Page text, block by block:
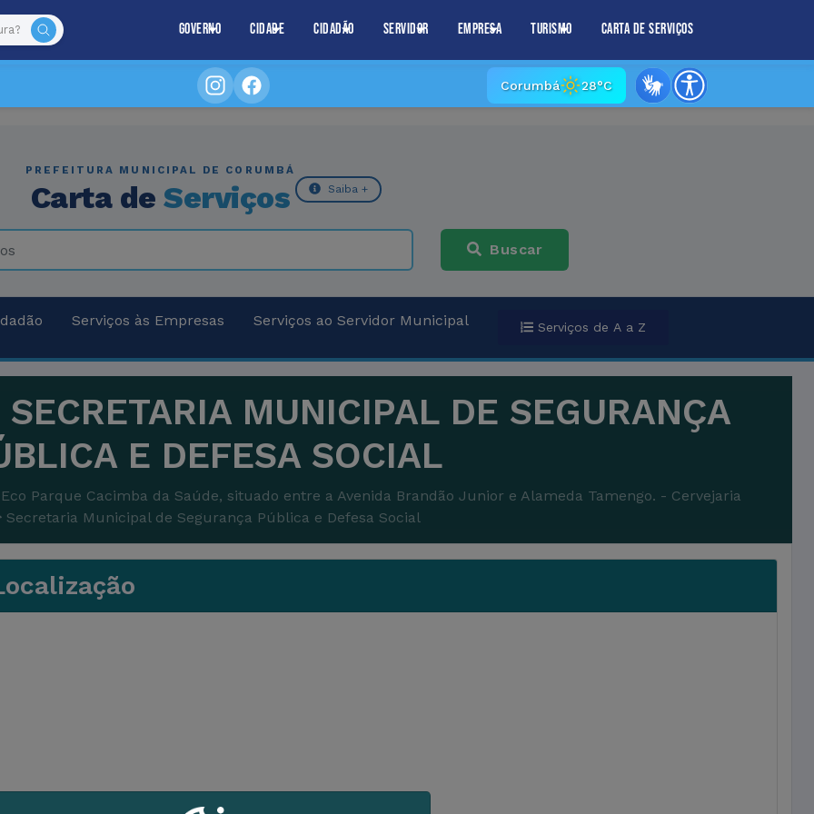
Governo Cidade Cidadão Servidor Empresa Turismo Carta de Serviços
Corumbá 28°C
PREFEITURA MUNICIPAL DE CORUMBÁ
Carta de Serviços Saiba +
Buscar
Serviços às Empresas Serviços ao Servidor Municipal Serviços de A a Z
SECRETARIA MUNICIPAL DE SEGURANÇA
E DEFESA SOCIAL
Parque Cacimba da Saúde, situado entre a Avenida Brandão Junior e Alameda Tamengo. - Cervejaria
Secretaria Municipal de Segurança Pública e Defesa Social